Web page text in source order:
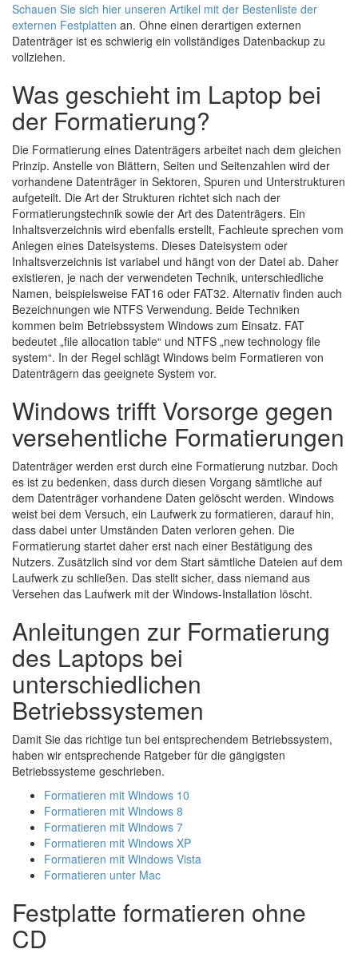
Schauen Sie sich hier unseren Artikel mit der Bestenliste der
externen Festplatten an. Ohne einen derartigen externen
Datenträger ist es schwierig ein vollständiges Datenbackup zu
vollziehen.
Was geschieht im Laptop bei
der Formatierung?
Die Formatierung eines Datenträgers arbeitet nach dem gleichen
Prinzip. Anstelle von Blättern, Seiten und Seitenzahlen wird der
vorhandene Datenträger in Sektoren, Spuren und Unterstrukturen
aufgeteilt. Die Art der Strukturen richtet sich nach der
Formatierungstechnik sowie der Art des Datenträgers. Ein
Inhaltsverzeichnis wird ebenfalls erstellt, Fachleute sprechen vom
Anlegen eines Dateisystems. Dieses Dateisystem oder
Inhaltsverzeichnis ist variabel und hängt von der Datei ab. Daher
existieren, je nach der verwendeten Technik, unterschiedliche
Namen, beispielsweise FAT16 oder FAT32. Alternativ finden auch
Bezeichnungen wie NTFS Verwendung. Beide Techniken
kommen beim Betriebssystem Windows zum Einsatz. FAT
bedeutet „file allocation table“ und NTFS „new technology file
system“. In der Regel schlägt Windows beim Formatieren von
Datenträgern das geeignete System vor.
Windows trifft Vorsorge gegen
versehentliche Formatierungen
Datenträger werden erst durch eine Formatierung nutzbar. Doch
es ist zu bedenken, dass durch diesen Vorgang sämtliche auf
dem Datenträger vorhandene Daten gelöscht werden. Windows
weist bei dem Versuch, ein Laufwerk zu formatieren, darauf hin,
dass dabei unter Umständen Daten verloren gehen. Die
Formatierung startet daher erst nach einer Bestätigung des
Nutzers. Zusätzlich sind vor dem Start sämtliche Dateien auf dem
Laufwerk zu schließen. Das stellt sicher, dass niemand aus
Versehen das Laufwerk mit der Windows-Installation löscht.
Anleitungen zur Formatierung
des Laptops bei
unterschiedlichen
Betriebssystemen
Damit Sie das richtige tun bei entsprechendem Betriebssystem,
haben wir entsprechende Ratgeber für die gängigsten
Betriebssysteme geschrieben.
Formatieren mit Windows 10
Formatieren mit Windows 8
Formatieren mit Windows 7
Formatieren mit Windows XP
Formatieren mit Windows Vista
Formatieren unter Mac
Festplatte formatieren ohne
CD